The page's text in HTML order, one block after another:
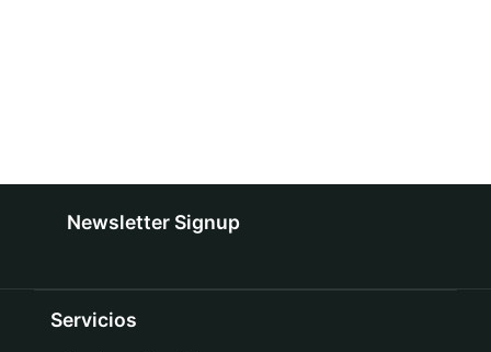
Newsletter Signup
Servicios